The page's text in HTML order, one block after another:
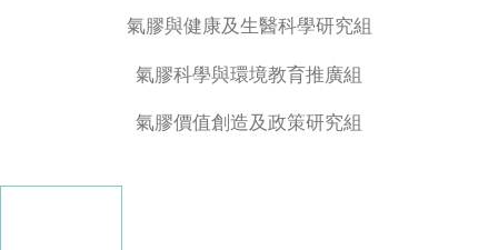
氣膠與健康及生醫科學研究組
氣膠科學與環境教育推廣組
氣膠價值創造及政策研究組